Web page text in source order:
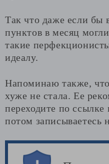
Так что даже если бы
пунктов в месяц
такие
идеалу.
Напоминаю также, что
хуже не стала. Ее
переходите по
потом записываетесь